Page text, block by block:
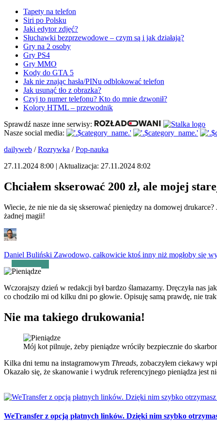
Tapety na telefon
Siri po Polsku
Jaki edytor zdjęć?
Słuchawki bezprzewodowe – czym są i jak działają?
Gry na 2 osoby
Gry PS4
Gry MMO
Kody do GTA 5
Jak nie znając hasła/PINu odblokować telefon
Jak usunąć tło z obrazka?
Czyj to numer telefonu? Kto do mnie dzwonił?
Kolory HTML – przewodnik
Sprawdź nasze inne serwisy:
Nasze social media:
dailyweb /Rozrywka /Pop-nauka
27.11.2024 8:00 | Aktualizacja: 27.11.2024 8:02
Chciałem skserować 200 zł, ale mojej
Wiecie, że nie nie da się skserować pieniędzy na domowej
żadnej magii!
Daniel Buliński Zawodowo, całkowicie ktoś inny niż mogłoby się
Wczorajszy dzień w redakcji był bardzo ślamazarny. Dręczyła nas
co chodziło mi od kilku dni po głowie. Opisuję samą prawdę, nie
Nie ma takiego drukowania!
Mój kot pilnuje, żeby pieniądze wróciły bezpiecznie do
Kilka dni temu na instagramowym Threads, zobaczyłem ciekawy
Okazało się, że skanowanie i wydruk referencyjnego pieniądza jest
WeTransfer z opcją płatnych linków. Dzięki nim szybko